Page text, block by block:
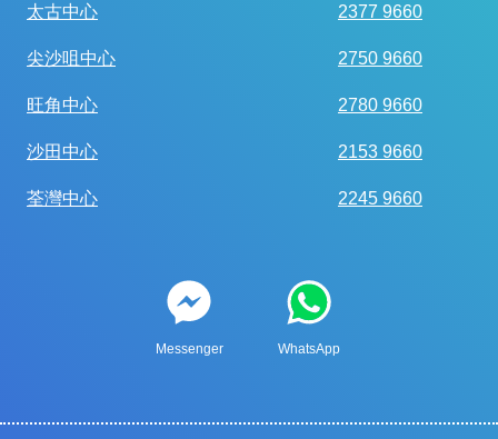
太古中心 2377 9660
尖沙咀中心 2750 9660
旺角中心 2780 9660
沙田中心 2153 9660
荃灣中心 2245 9660
Messenger WhatsApp